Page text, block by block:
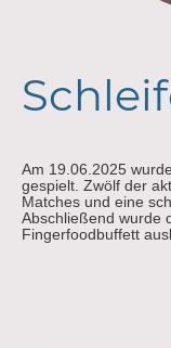
Am 19.06.2025
gespielt. Zwölf der
Matches und eine
Abschließend wurde
Fingerfoodbuffett